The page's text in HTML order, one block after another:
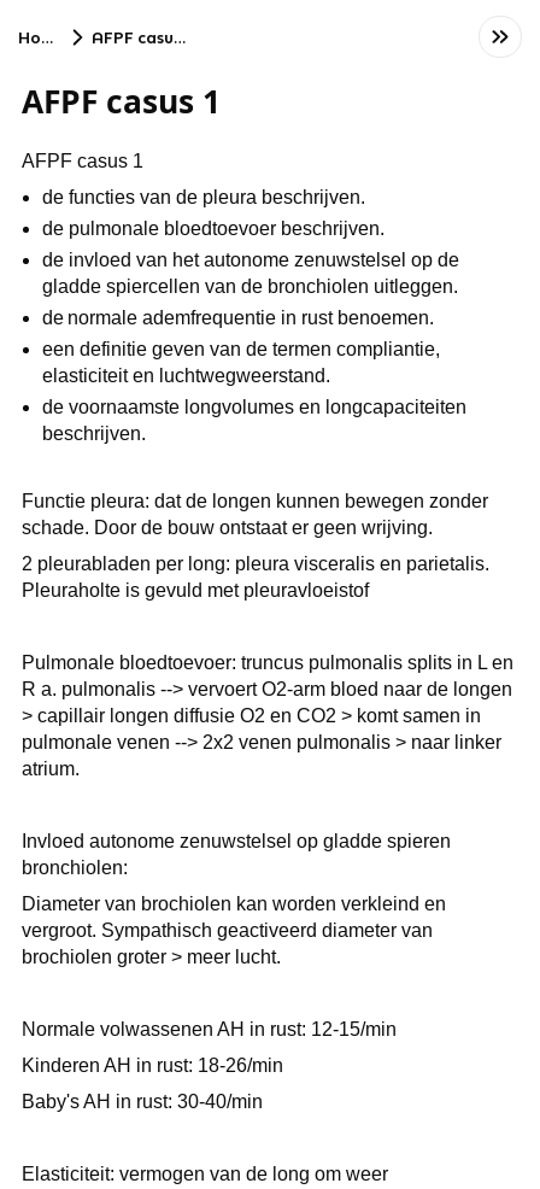
Home AFPF casus 1
AFPF casus 1
AFPF casus 1
de functies van de pleura beschrijven.
de pulmonale bloedtoevoer beschrijven.
de invloed van het autonome zenuwstelsel op de
gladde spiercellen van de bronchiolen uitleggen.
de normale ademfrequentie in rust benoemen.
een definitie geven van de termen compliantie,
elasticiteit en luchtwegweerstand.
de voornaamste longvolumes en longcapaciteiten
beschrijven.
Functie pleura: dat de longen kunnen bewegen zonder
schade. Door de bouw ontstaat er geen wrijving.
2 pleurabladen per long: pleura visceralis en parietalis.
Pleuraholte is gevuld met pleuravloeistof
Pulmonale bloedtoevoer: truncus pulmonalis splits in L en
R a. pulmonalis --> vervoert O2-arm bloed naar de longen
> capillair longen diffusie O2 en CO2 > komt samen in
pulmonale venen --> 2x2 venen pulmonalis > naar linker
atrium.
Invloed autonome zenuwstelsel op gladde spieren
bronchiolen:
Diameter van brochiolen kan worden verkleind en
vergroot. Sympathisch geactiveerd diameter van
brochiolen groter > meer lucht.
Normale volwassenen AH in rust: 12-15/min
Kinderen AH in rust: 18-26/min
Baby's AH in rust: 30-40/min
Elasticiteit: vermogen van de long om weer